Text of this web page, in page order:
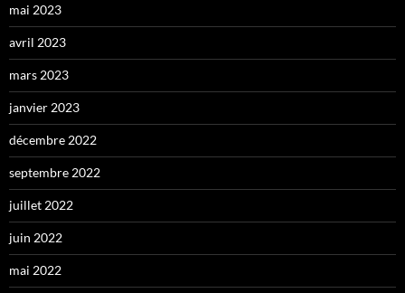
mai 2023
avril 2023
mars 2023
janvier 2023
décembre 2022
septembre 2022
juillet 2022
juin 2022
mai 2022